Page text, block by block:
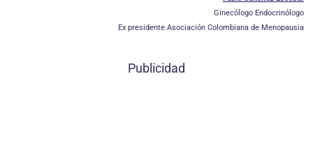
Ginecólogo Endocrinólogo
Ex presidente Asociación Colombiana de Menopausia
Publicidad